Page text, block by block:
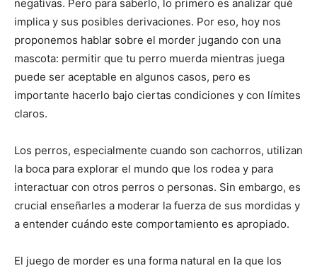
negativas. Pero para saberlo, lo primero es analizar qué
implica y sus posibles derivaciones. Por eso, hoy nos
proponemos hablar sobre el morder jugando con una
mascota: permitir que tu perro muerda mientras juega
puede ser aceptable en algunos casos, pero es
importante hacerlo bajo ciertas condiciones y con límites
claros.
Los perros, especialmente cuando son cachorros, utilizan
la boca para explorar el mundo que los rodea y para
interactuar con otros perros o personas. Sin embargo, es
crucial enseñarles a moderar la fuerza de sus mordidas y
a entender cuándo este comportamiento es apropiado.
El juego de morder es una forma natural en la que los